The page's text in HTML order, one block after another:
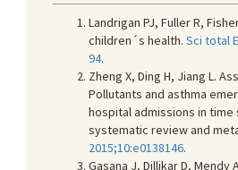
Landrigan PJ, Fuller R,
children´s health. Sci total
94.
Zheng X, Ding H, Jiang L.
Pollutants and asthma
hospital admissions in time
systematic review and
2015;10:e0138146.
Gasana J, Dillikar D, Mendy